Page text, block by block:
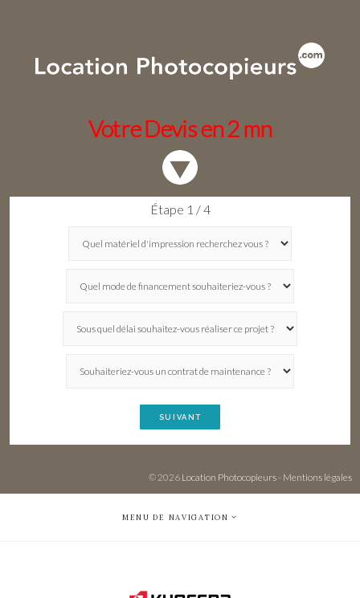
Votre Devis en 2 mn
Étape 1 / 4
SUIVANT
© 2026 Location Photocopieurs- Mentions légales
MENU DE NAVIGATION